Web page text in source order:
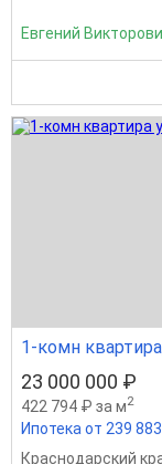
Евгений
1-комн
23 000 000 ₽
422 794 ₽ за м2
Ипотека от 239
Краснодарский